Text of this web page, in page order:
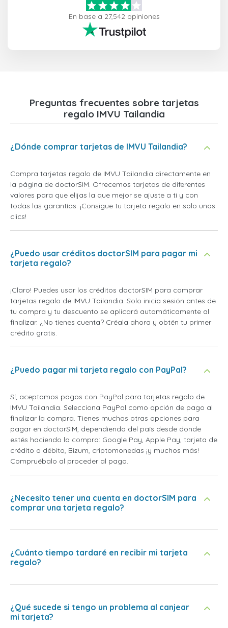
En base a 27,542 opiniones
Preguntas frecuentes sobre tarjetas
regalo IMVU Tailandia
¿Dónde comprar tarjetas de IMVU Tailandia?
Compra tarjetas regalo de IMVU Tailandia directamente en
la página de doctorSIM. Ofrecemos tarjetas de diferentes
valores para que elijas la que mejor se ajuste a ti y con
todas las garantías. ¡Consigue tu tarjeta regalo en solo unos
clics!
¿Puedo usar créditos doctorSIM para pagar mi
tarjeta regalo?
¡Claro! Puedes usar los créditos doctorSIM para comprar
tarjetas regalo de IMVU Tailandia. Solo inicia sesión antes de
tu compra y tu descuento se aplicará automáticamente al
finalizar. ¿No tienes cuenta? Créala ahora y obtén tu primer
crédito gratis.
¿Puedo pagar mi tarjeta regalo con PayPal?
Sí, aceptamos pagos con PayPal para tarjetas regalo de
IMVU Tailandia. Selecciona PayPal como opción de pago al
finalizar la compra. Tienes muchas otras opciones para
pagar en doctorSIM, dependiendo del país desde donde
estés haciendo la compra: Google Pay, Apple Pay, tarjeta de
crédito o débito, Bizum, criptomonedas ¡y muchos más!
Compruébalo al proceder al pago.
¿Necesito tener una cuenta en doctorSIM para
comprar una tarjeta regalo?
¿Cuánto tiempo tardaré en recibir mi tarjeta
regalo?
¿Qué sucede si tengo un problema al canjear
mi tarjeta?